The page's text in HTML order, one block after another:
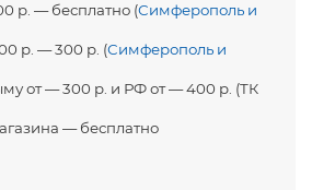
р. — бесплатно (Симферополь и
р. — 300 р. (Симферополь и
от — 300 р. и РФ от — 400 р. (ТК
— бесплатно